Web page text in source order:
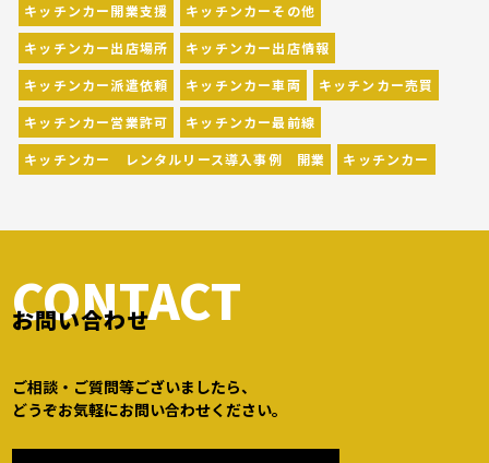
キッチンカー開業支援
キッチンカーその他
キッチンカー出店場所
キッチンカー出店情報
キッチンカー派遣依頼
キッチンカー車両
キッチンカー売買
キッチンカー営業許可
キッチンカー最前線
キッチンカー レンタルリース導入事例 開業
キッチンカー
CONTACT
お問い合わせ
ご相談・ご質問等ございましたら、
どうぞお気軽にお問い合わせください。